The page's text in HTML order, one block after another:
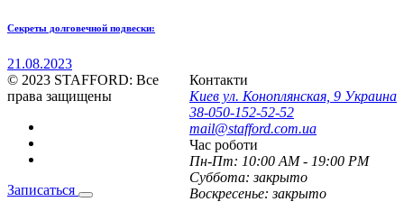
Секреты долговечной подвески:
21.08.2023
Контакти
Киев ул. Коноплянская, 9 Украина
38-050-152-52-52
mail@stafford.com.ua
Час роботи
Пн-Пт: 10:00 AM - 19:00 PM
Суббота:закрыто
Воскресенье:закрыто
© 2023 STAFFORD: Все
права защищены
Записаться